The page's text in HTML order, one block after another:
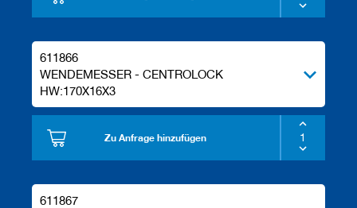
611866
WENDEMESSER - CENTROLOCK
HW:170X16X3
Zu Anfrage hinzufügen
611867